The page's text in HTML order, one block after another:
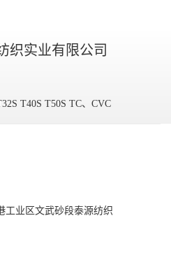
织实业有限公司
T40S T50S TC、CVC
工业区文武砂段泰源纺织